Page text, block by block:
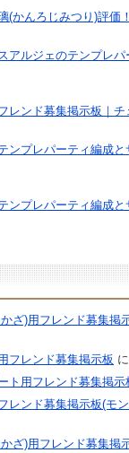
(かんろじみつり)評価
アルジェのテンプレ
レンド募集掲示板｜
ンプレパーティ編成
ンプレパーティ編成
ざ)用フレンド募集掲
フレンド募集掲示板 に
ト用フレンド募集掲示
レンド募集掲示板(モ
ざ)用フレンド募集掲